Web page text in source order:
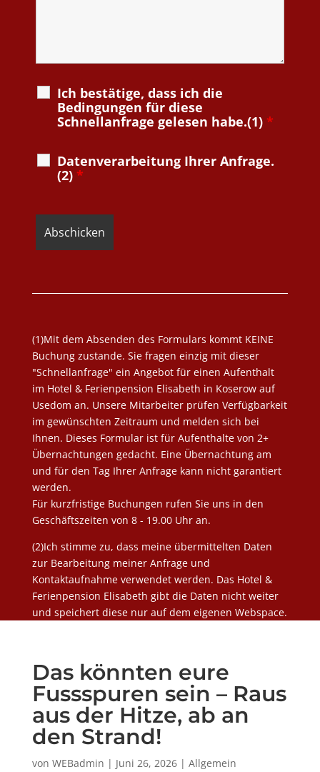
Ich bestätige, dass ich die
Bedingungen für diese
Schnellanfrage gelesen habe.(1) *
Datenverarbeitung Ihrer Anfrage.
(2) *
(1)Mit dem Absenden des Formulars kommt KEINE
Buchung zustande. Sie fragen einzig mit dieser
"Schnellanfrage" ein Angebot für einen Aufenthalt
im Hotel & Ferienpension Elisabeth in Koserow auf
Usedom an. Unsere Mitarbeiter prüfen Verfügbarkeit
im gewünschten Zeitraum und melden sich bei
Ihnen. Dieses Formular ist für Aufenthalte von 2+
Übernachtungen gedacht. Eine Übernachtung am
und für den Tag Ihrer Anfrage kann nicht garantiert
werden.
Für kurzfristige Buchungen rufen Sie uns in den
Geschäftszeiten von 8 - 19.00 Uhr an.
(2)Ich stimme zu, dass meine übermittelten Daten
zur Bearbeitung meiner Anfrage und
Kontaktaufnahme verwendet werden. Das Hotel &
Ferienpension Elisabeth gibt die Daten nicht weiter
und speichert diese nur auf dem eigenen Webspace.
Das könnten eure
Fussspuren sein – Raus
aus der Hitze, ab an
den Strand!
von WEBadmin | Juni 26, 2026| Allgemein